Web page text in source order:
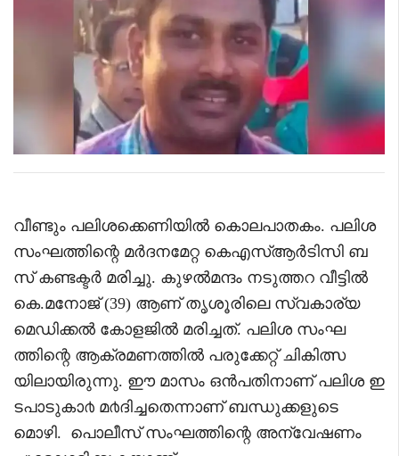
വീണ്ടും പലിശക്കെണിയിൽ കൊലപാതകം. പലിശ
സംഘത്തിന്റെ മർദനമേറ്റ കെഎസ്ആർടിസി ബ
സ് കണ്ടക്ടർ മരിച്ചു. കുഴൽമന്ദം നടുത്തറ വീട്ടിൽ
കെ.മനോജ് (39) ആണ് തൃശൂരിലെ സ്വകാര്യ
മെഡിക്കൽ കോളജിൽ മരിച്ചത്. പലിശ സംഘ
ത്തിന്റെ ആക്രമണത്തിൽ പരുക്കേറ്റ് ചികിത്സ
യിലായിരുന്നു. ഈ മാസം ഒൻപതിനാണ് പലിശ ഇ
ടപാടുകാ൪ മ൪ദിച്ചതെന്നാണ് ബന്ധുക്കളുടെ
മൊഴി. പൊലീസ് സംഘത്തിന്റെ അന്വേഷണം